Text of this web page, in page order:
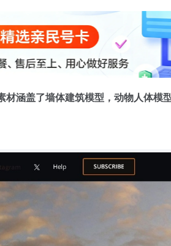
涵盖了墙体建筑模型，动物人体模